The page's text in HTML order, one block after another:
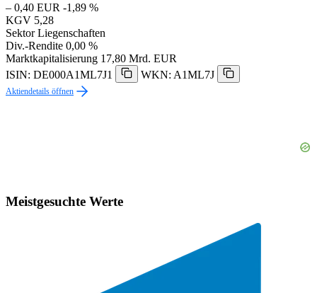
– 0,40 EUR -1,89 %
KGV 5,28
Sektor Liegenschaften
Div.-Rendite 0,00 %
Marktkapitalisierung 17,80 Mrd. EUR
ISIN: DE000A1ML7J1
WKN: A1ML7J
Aktiendetails öffnen
Meistgesuchte Werte